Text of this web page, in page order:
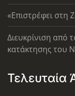
«Επιστρέφει στη
Διευκρίνιση από
κατάκτησης του
Τελευταία